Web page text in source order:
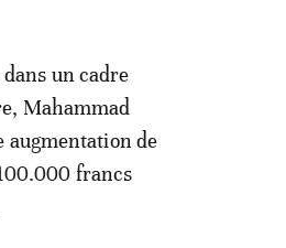
un cadre
Mahammad
augmentation de
francs